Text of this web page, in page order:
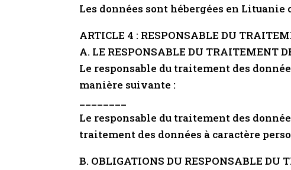
Les données sont hébergées en Lituanie
ARTICLE 4 : RESPONSABLE DU
A. LE RESPONSABLE DU TRAITEMENT
Le responsable du traitement des
manière suivante :
________
Le responsable du traitement des
traitement des données à caractère
B. OBLIGATIONS DU RESPONSABLE DU